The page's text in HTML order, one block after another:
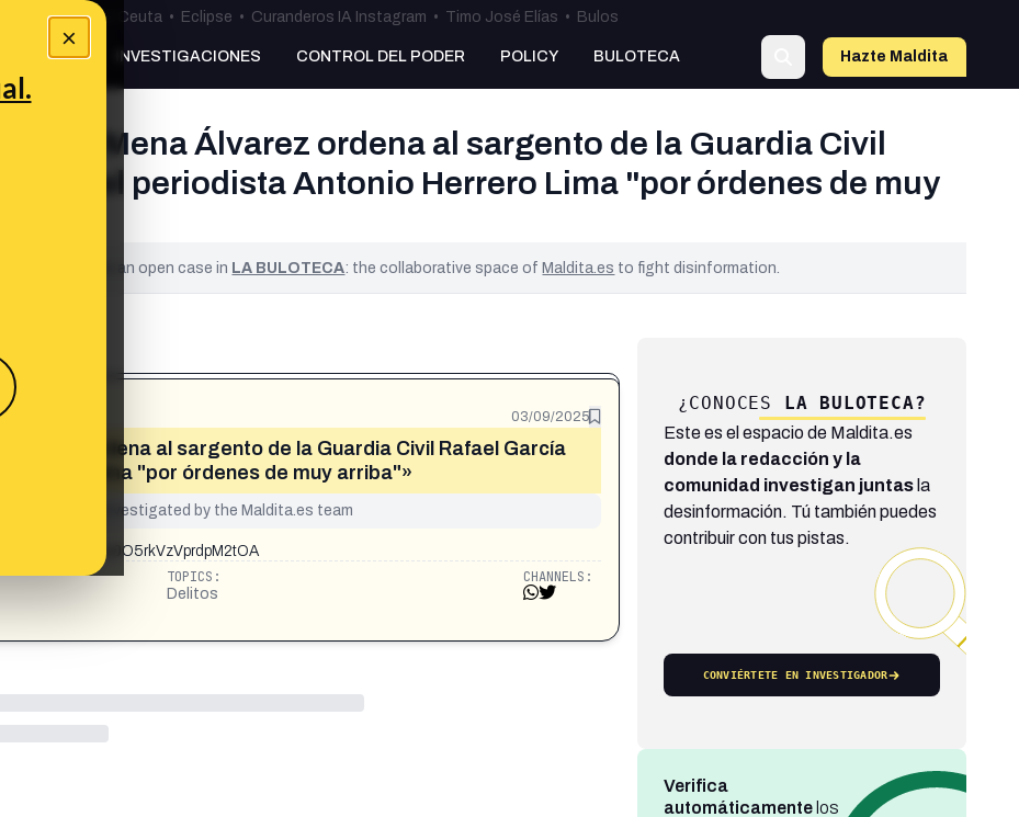
×
Ceuta•Bulos Ceuta • Eclipse • Curanderos IA Instagram • Timo José Elías • Bulos
INVESTIGACIONES CONTROL DEL PODER POLICY BULOTECA Hazte Maldita
María Mena Álvarez ordena al sargento de la Guardia Civil
del periodista Antonio Herrero Lima "por órdenes de muy
verified. It is an open case in LA BULOTECA: the collaborative space ofMaldita.es to fight disinformation.
03/09/2025
Álvarez ordena al sargento de la Guardia Civil Rafael García
Herrero Lima "por órdenes de muy arriba"»
not yet been investigated by the Maldita.es team
TOPICS:
Delitos
CHANNELS:
¿CONOCES LA BULOTECA?
Este es el espacio de Maldita.es
donde la redacción y la
comunidad investigan juntasla
desinformación. Tú también puedes
contribuir con tus pistas.
CONVIÉRTETE EN INVESTIGADOR
Verifica
automáticamentelos